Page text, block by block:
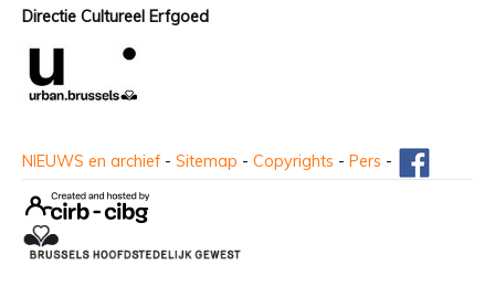
Directie Cultureel Erfgoed
NIEUWS en archief - Sitemap - Copyrights - Pers -